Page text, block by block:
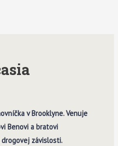
v Brooklyne. Venuje
Benovi a bratovi
závislosti.